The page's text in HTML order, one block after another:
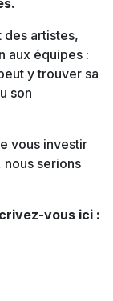
artistes,
aux équipes :
y trouver sa
son
vous investir
nous serions
vous ici :